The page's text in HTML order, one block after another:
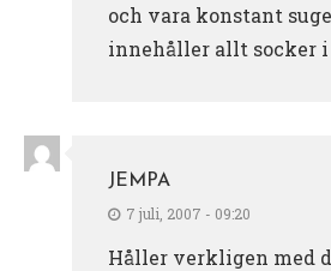
och vara konstant
innehåller allt socker i
JEMPA
7 juli, 2007 - 09:20
Håller verkligen med